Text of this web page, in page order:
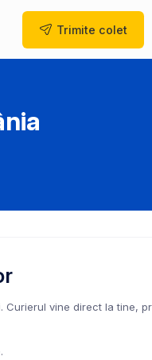
Trimite colet
vine direct la tine,